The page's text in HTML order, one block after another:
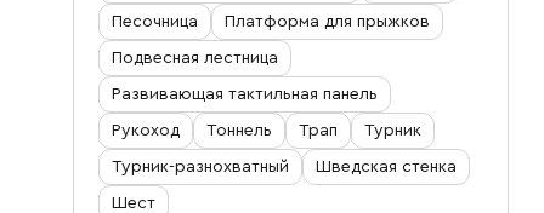
Фигуры из резиновой крошки
Детское бревно, бум
Песочница Платформа для прыжков
Подвесная лестница
Развивающая тактильная панель
Рукоход Тоннель Трап Турник
Турник-разнохватный Шведская стенка
Шест